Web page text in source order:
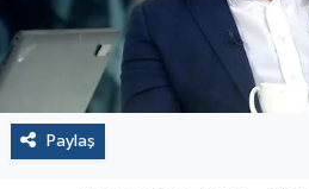
Paylaş
Spor
Yaşam
Çalışma Hayatı